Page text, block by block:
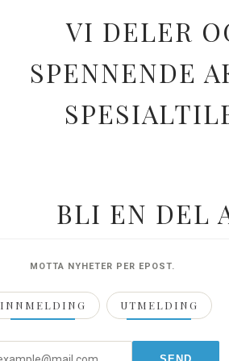
VI DELER
SPENNENDE
BLI EN DEL
MOTTA NYHETER PER EPOST.
INNMELDING UTMELDING